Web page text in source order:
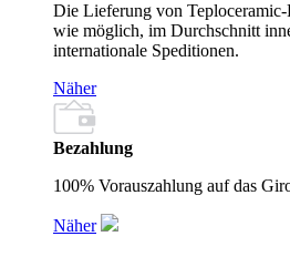
Die Lieferung von
wie möglich, im Durchschnitt
internationale Speditionen.
Näher
Bezahlung
100% Vorauszahlung auf das
Näher